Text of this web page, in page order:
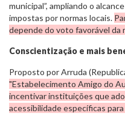
municipal”, ampliando o
impostas por normas locais.
depende do voto favorável da
Conscientização e mais
Proposto por Arruda
"Estabelecimento Amigo do
incentivar instituições que
acessibilidade específicas